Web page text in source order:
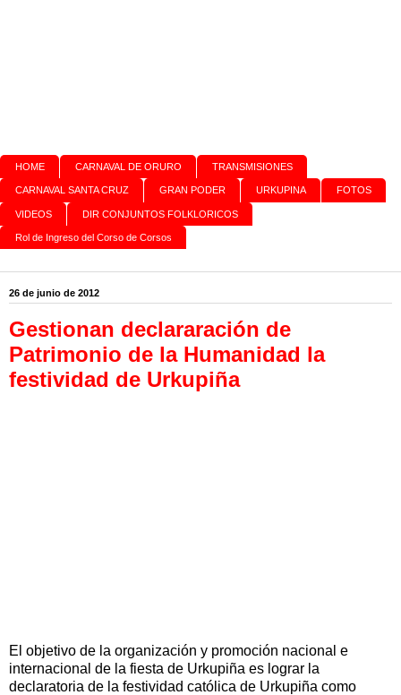
HOME CARNAVAL DE ORURO TRANSMISIONES
CARNAVAL SANTA CRUZ GRAN PODER URKUPINA FOTOS
VIDEOS DIR CONJUNTOS FOLKLORICOS
Rol de Ingreso del Corso de Corsos
26 de junio de 2012
Gestionan declararación de
Patrimonio de la Humanidad la
festividad de Urkupiña
El objetivo de la organización y promoción nacional e
internacional de la fiesta de Urkupiña es lograr la
declaratoria de la festividad católica de Urkupiña como